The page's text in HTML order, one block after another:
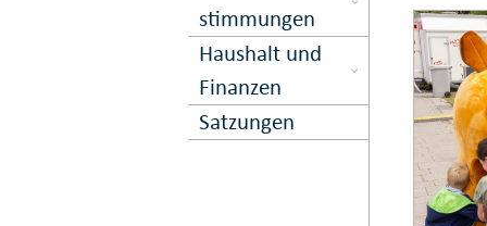
stimmungen
Haushalt und
Finanzen
Satzungen